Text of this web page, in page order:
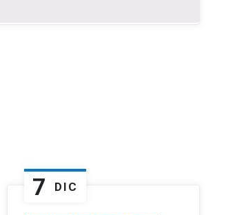
7 DIC